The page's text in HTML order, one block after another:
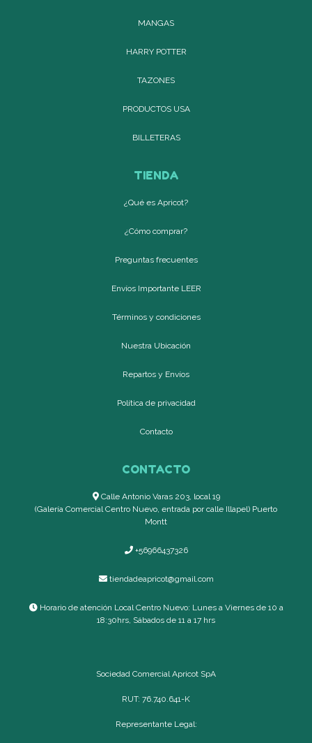
MANGAS
HARRY POTTER
TAZONES
PRODUCTOS USA
BILLETERAS
TIENDA
¿Qué es Apricot?
¿Cómo comprar?
Preguntas frecuentes
Envíos Importante LEER
Términos y condiciones
Nuestra Ubicación
Repartos y Envíos
Política de privacidad
Contacto
CONTACTO
Calle Antonio Varas 203, local 19
(Galería Comercial Centro Nuevo, entrada por calle Illapel) Puerto
Montt
+56966437326
tiendadeapricot@gmail.com
Horario de atención Local Centro Nuevo: Lunes a Viernes de 10 a
18:30hrs, Sábados de 11 a 17 hrs
Sociedad Comercial Apricot SpA
RUT: 76.740.641-K
Representante Legal: